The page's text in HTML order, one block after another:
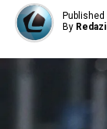
Published
By